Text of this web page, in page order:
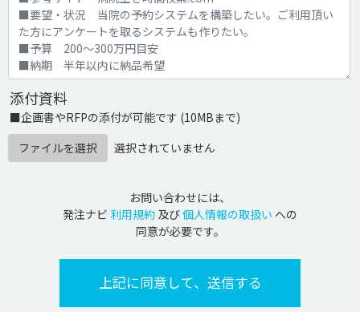
添付資料
■企画書やRFPの添付が可能です (10MBまで)
ファイルを選択
選択されていません
お問い合わせには、
発注ナビ 利用規約 及び個人情報の取扱い への
同意が必要です。